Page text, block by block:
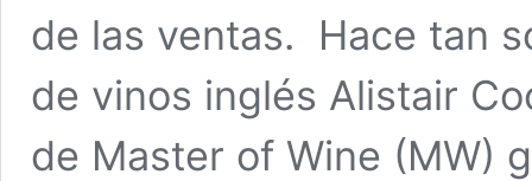
de las ventas. Hace tan
de vinos inglés Alistair
de Master of Wine (MW)